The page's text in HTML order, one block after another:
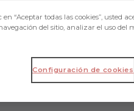
“Aceptar todas las cookies”, usted
del sitio, analizar el uso del
Configuración de cookies